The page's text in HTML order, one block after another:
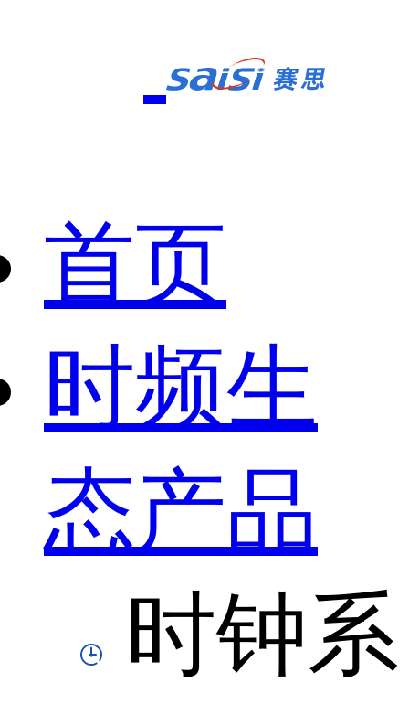
首页
时频生
态产品
时钟系